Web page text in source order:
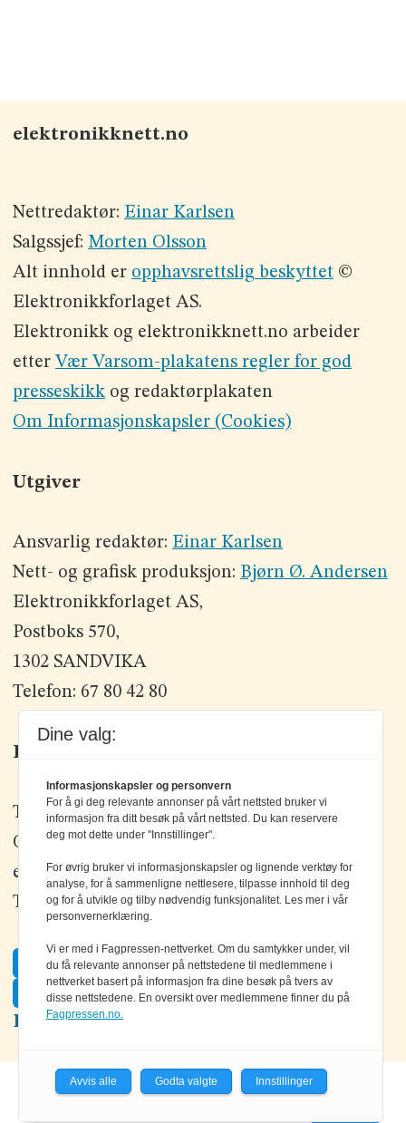
elektronikknett.no
Nettredaktør: Einar Karlsen
Salgssjef: Morten Olsson
Alt innhold er opphavsrettslig beskyttet©
Elektronikkforlaget AS.
Elektronikk og elektronikknett.no arbeider
etter Vær Varsom-plakatens regler for god
presseskikkog redaktørplakaten
Om Informasjonskapsler (Cookies)
Utgiver
Ansvarlig redaktør: Einar Karlsen
Nett- og grafisk produksjon: Bjørn Ø. Andersen
Elektronikkforlaget AS,
Postboks 570,
1302 SANDVIKA
Telefon: 67 80 42 80
Kontakt oss
Tlf: +47 67 80 42 80
Olav Brunborgs vei 6, 1396 Billingstad
epost: elektronikk@elektronikkforlaget.no
Tips oss:tips@elektronikkforlaget.no
Facebook
Twitter
LinkedIn
Dine valg:
Informasjonskapsler og personvern
For å gi deg relevante annonser på vårt nettsted bruker vi
informasjon fra ditt besøk på vårt nettsted. Du kan reservere
deg mot dette under "Innstillinger".
For øvrig bruker vi informasjonskapsler og lignende verktøy for
analyse, for å sammenligne nettlesere, tilpasse innhold til deg
og for å utvikle og tilby nødvendig funksjonalitet. Les mer i vår
personvernerklæring.
Vi er med i Fagpressen-nettverket. Om du samtykker under, vil
du få relevante annonser på nettstedene til medlemmene i
nettverket basert på informasjon fra dine besøk på tvers av
disse nettstedene. En oversikt over medlemmene finner du på
Fagpressen.no.
Avvis alle Godta valgte Innstillinger